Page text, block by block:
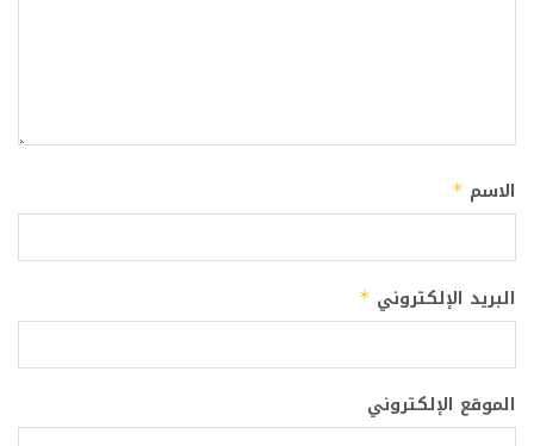
الاسم *
البريد الإلكتروني *
الموقع الإلكتروني